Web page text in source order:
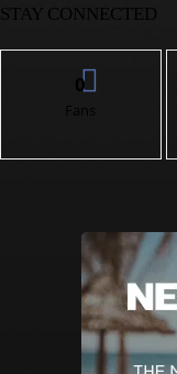
STAY CONNECTED
0
Fans